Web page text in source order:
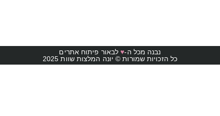
נבנה מכל ה-♥לבאור פיתוח אתרים
כל הזכויות שמורות © יונה המלצות שוות 2025